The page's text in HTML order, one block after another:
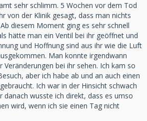
sehr schlimm. 5 Wochen vor dem Tod
von der Klinik gesagt, dass man nichts
diesem Moment ging es sehr schnell
hätte man ein Ventil bei ihr geöffnet und
und Hoffnung sind aus ihr wie die Luft
Man konnte irgendwann
bei ihr sehen. Ich kam so
aber ich habe ab und an auch einen
Ich war in der Hinsicht schwach
danach wusste ich direkt, dass es umso
wird, wenn ich sie einen Tag nicht